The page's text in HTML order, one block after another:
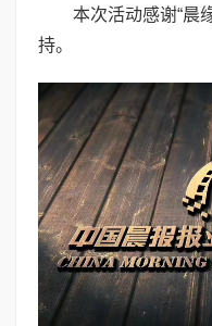
本次活动感谢“晨
持。